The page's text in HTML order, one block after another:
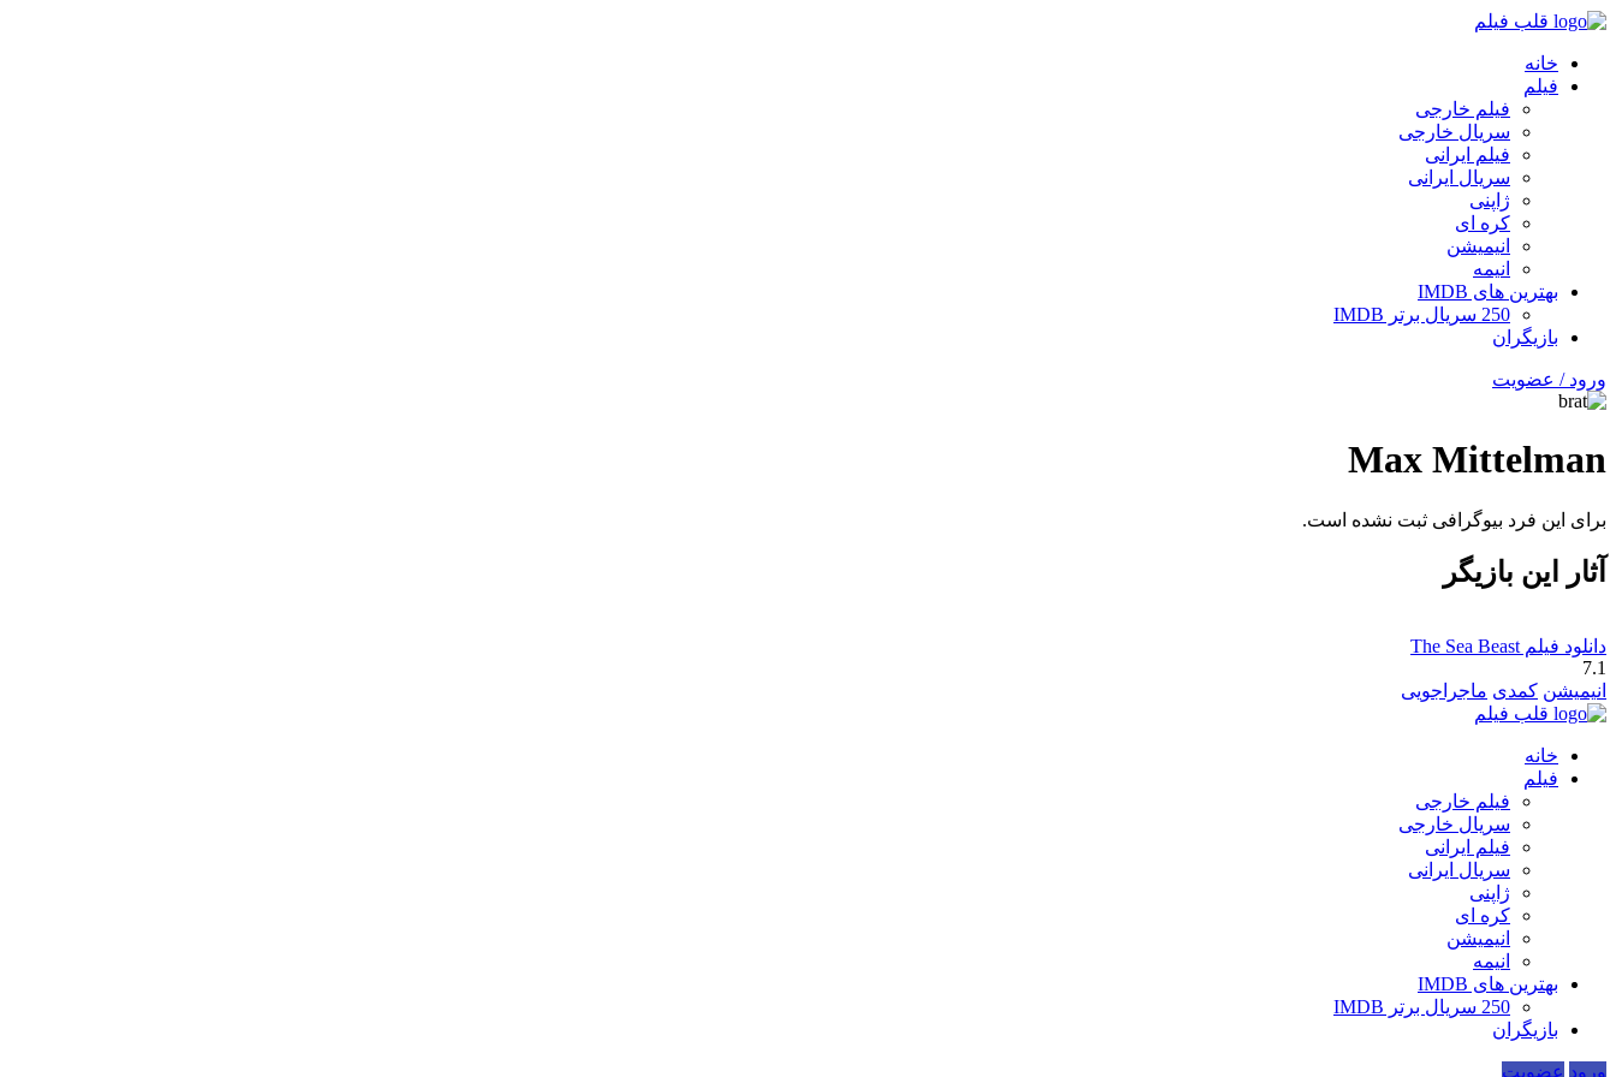
قلب فیلم
خانه
فیلم
فیلم خارجی
سریال خارجی
فیلم ایرانی
سریال ایرانی
ژاپنی
کره ای
انیمیشن
انیمه
بهترین های IMDB
250 سریال برتر IMDB
بازیگران
ورود / عضویت
Max Mittelman
برای این فرد بیوگرافی ثبت نشده است.
آثار این بازیگر
دانلود فیلم The Sea Beast
7.1
انیمیشن کمدی ماجراجویی
قلب فیلم
خانه
فیلم
فیلم خارجی
سریال خارجی
فیلم ایرانی
سریال ایرانی
ژاپنی
کره ای
انیمیشن
انیمه
بهترین های IMDB
250 سریال برتر IMDB
بازیگران
ورود عضویت